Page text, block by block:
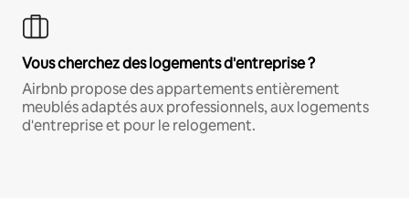
Vous cherchez des logements d'entreprise ?
Airbnb propose des appartements entièrement
meublés adaptés aux professionnels, aux logements
d'entreprise et pour le relogement.